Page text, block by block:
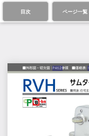
目次 ページ一覧